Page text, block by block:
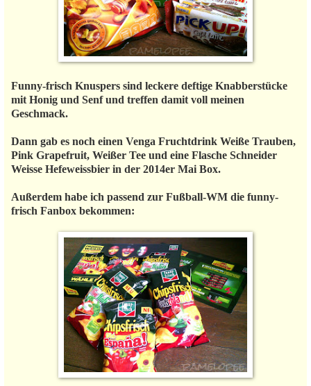
Funny-frisch Knuspers sind leckere deftige Knabberstücke
mit Honig und Senf und treffen damit voll meinen
Geschmack.
Dann gab es noch einen Venga Fruchtdrink Weiße Trauben,
Pink Grapefruit, Weißer Tee und eine Flasche Schneider
Weisse Hefeweissbier in der 2014er Mai Box.
Außerdem habe ich passend zur Fußball-WM die funny-
frisch Fanbox bekommen: